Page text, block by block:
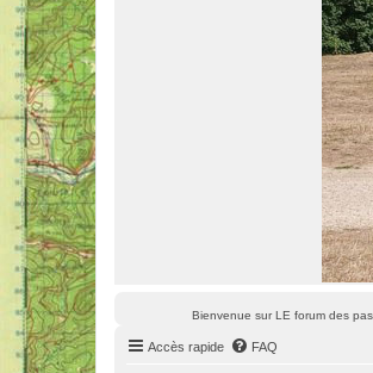
Bienvenue sur LE forum des
Accès rapide FAQ